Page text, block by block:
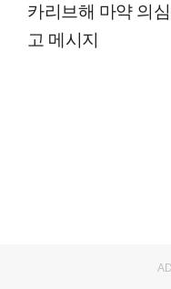
카리브해 마약 의
고 메시지